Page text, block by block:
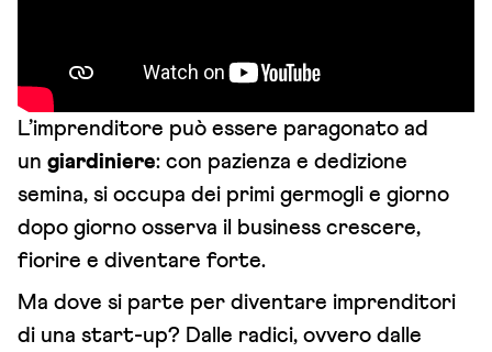
L’imprenditore può essere paragonato ad
un giardiniere: con pazienza e dedizione
semina, si occupa dei primi germogli e giorno
dopo giorno osserva il business crescere,
fiorire e diventare forte.
Ma dove si parte per diventare imprenditori
di una start-up? Dalle radici, ovvero dalle